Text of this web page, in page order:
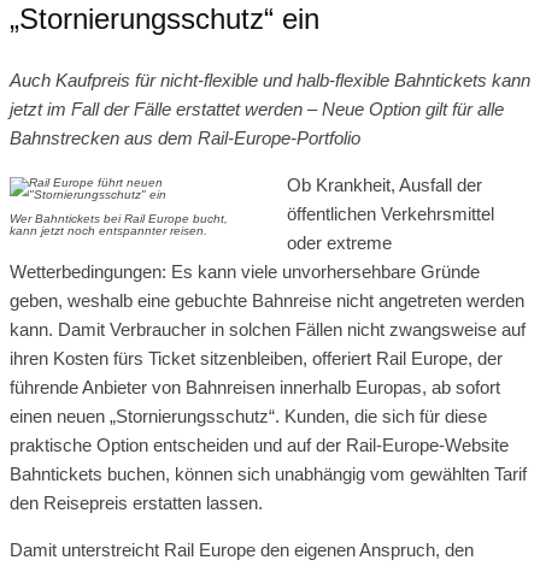
„Stornierungsschutz“ ein
Auch Kaufpreis für nicht-flexible und halb-flexible Bahntickets kann
jetzt im Fall der Fälle erstattet werden – Neue Option gilt für alle
Bahnstrecken aus dem Rail-Europe-Portfolio
Wer Bahntickets bei Rail Europe bucht,
kann jetzt noch entspannter reisen.
Ob Krankheit, Ausfall der
öffentlichen Verkehrsmittel
oder extreme
Wetterbedingungen: Es kann viele unvorhersehbare Gründe
geben, weshalb eine gebuchte Bahnreise nicht angetreten werden
kann. Damit Verbraucher in solchen Fällen nicht zwangsweise auf
ihren Kosten fürs Ticket sitzenbleiben, offeriert Rail Europe, der
führende Anbieter von Bahnreisen innerhalb Europas, ab sofort
einen neuen „Stornierungsschutz“. Kunden, die sich für diese
praktische Option entscheiden und auf der Rail-Europe-Website
Bahntickets buchen, können sich unabhängig vom gewählten Tarif
den Reisepreis erstatten lassen.
Damit unterstreicht Rail Europe den eigenen Anspruch, den